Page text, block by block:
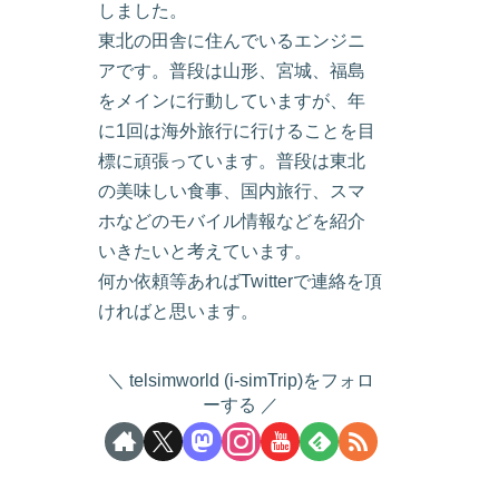
しました。
東北の田舎に住んでいるエンジニ
アです。普段は山形、宮城、福島
をメインに行動していますが、年
に1回は海外旅行に行けることを目
標に頑張っています。普段は東北
の美味しい食事、国内旅行、スマ
ホなどのモバイル情報などを紹介
いきたいと考えています。
何か依頼等あればTwitterで連絡を頂
ければと思います。
telsimworld (i-simTrip)をフォロ
ーする